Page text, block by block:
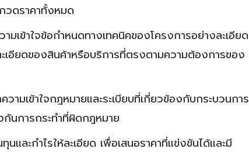
วดราคาทั้งหมด
ามเข้าใจข้อกำหนดทางเทคนิคของโครงการอย่างละเอียด
ะเอียดของสินค้าหรือบริการที่ตรงตามความต้องการของ
วามเข้าใจกฎหมายและระเบียบที่เกี่ยวข้องกับกระบวนการ
นการกระทำที่ผิดกฎหมาย
นและกำไรให้ละเอียด เพื่อเสนอราคาที่แข่งขันได้และมี